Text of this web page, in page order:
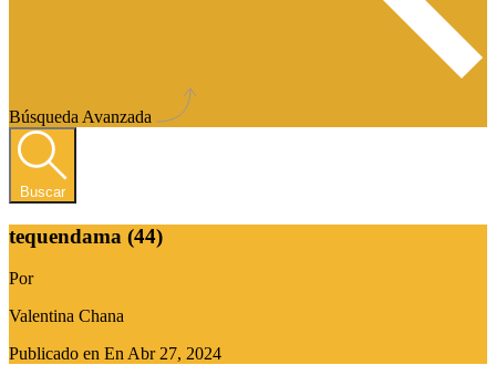
Búsqueda Avanzada
Buscar
tequendama (44)
Por
Valentina Chana
Publicado en En Abr 27, 2024